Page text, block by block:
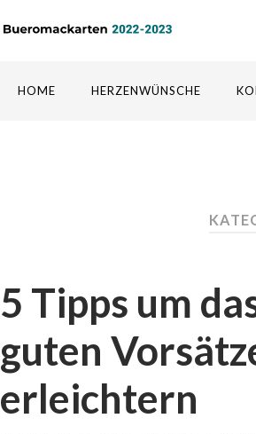
HOME HERZENWÜNSCHE
5 Tipps um
guten
erleichtern